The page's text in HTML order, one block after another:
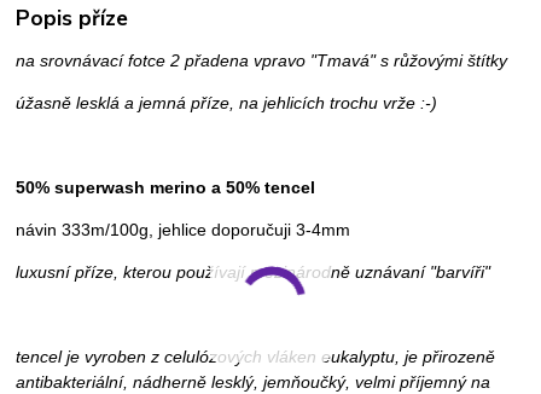
Popis příze
na srovnávací fotce 2 přadena vpravo "Tmavá" s růžovými štítky
úžasně lesklá a jemná příze, na jehlicích trochu vrže :-)
50% superwash merino a 50% tencel
návin 333m/100g, jehlice doporučuji 3-4mm
luxusní příze, kterou používají mezinárodně uznávaní "barvíři"
tencel je vyroben z celulózových vláken eukalyptu, je přirozeně
antibakteriální, nádherně lesklý, jemňoučký, velmi příjemný na